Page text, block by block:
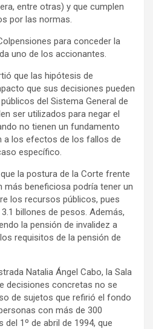
entre otras) y que cumplen
por las normas.
para conceder la
uno de los accionantes.
que las hipótesis de
que sus decisiones pueden
del Sistema General de
ser utilizados para negar el
no tienen un fundamento
a los efectos de los fallos de
específico.
la postura de la Corte frente
más beneficiosa podría tener un
los recursos públicos, pues
billones de pesos. Además,
la pensión de invalidez a
requisitos de la pensión de
Natalia Ángel Cabo, la Sala
decisiones concretas no se
de sujetos que refirió el fondo
con más de 300
1º de abril de 1994, que